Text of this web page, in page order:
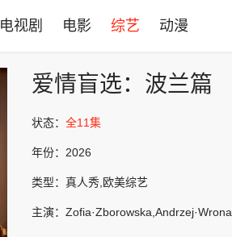
电视剧 电影 综艺 动漫
爱情盲选：波兰篇
状态： 全11集
年份： 2026
类型： 真人秀,欧美综艺
主演： Zofia·Zborowska,Andrzej·Wrona